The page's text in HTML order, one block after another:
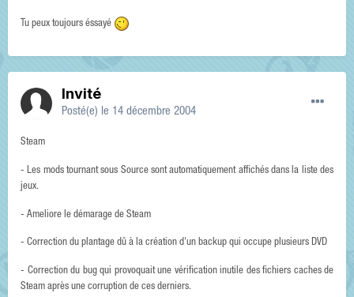
Tu peux toujours éssayé
Invité
Posté(e) le 14 décembre 2004
Steam
- Les mods tournant sous Source sont automatiquement affichés dans la liste des
jeux.
- Ameliore le démarage de Steam
- Correction du plantage dû à la création d'un backup qui occupe plusieurs DVD
- Correction du bug qui provoquait une vérification inutile des fichiers caches de
Steam après une corruption de ces derniers.